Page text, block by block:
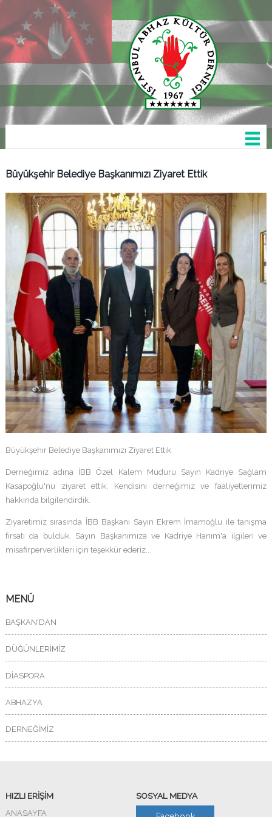
Büyükşehir Belediye Başkanımızı Ziyaret Ettik
Büyükşehir Belediye Başkanımızı Ziyaret Ettik
Derneğimiz adına İBB Özel Kalem Müdürü Sayın Kadriye Sağlam
Kasapoğlu'nu ziyaret ettik. Kendisini derneğimiz ve faaliyetlerimiz
hakkında bilgilendirdik.
Ziyaretimiz sırasında İBB Başkanı Sayın Ekrem İmamoğlu ile tanışma
fırsatı da bulduk. Sayın Başkanımıza ve Kadriye Hanım'a ilgileri ve
misafirperverlikleri için teşekkür ederiz...
MENÜ
BAŞKAN'DAN
DÜĞÜNLERİMİZ
DİASPORA
ABHAZYA
DERNEĞİMİZ
HIZLI ERİŞİM
ANASAYFA
SOSYAL MEDYA